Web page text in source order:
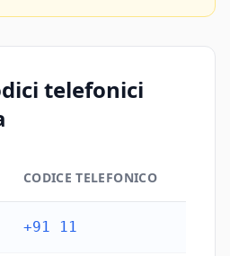
telefonici
CODICE TELEFONICO
+91 11